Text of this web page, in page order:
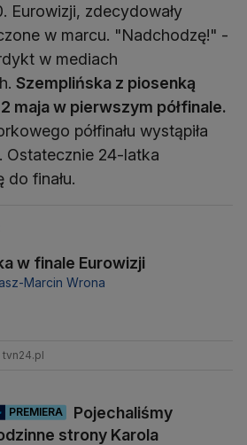
Eurowizji, zdecydowały
w marcu. "Nadchodzę!" -
w mediach
Szemplińska z piosenką
maja w pierwszym półfinale.
półfinału wystąpiła
Ostatecznie 24-latka
do finału.
w finale Eurowizji
Marcin Wrona
tvn24.pl
PREMIERA
Pojechaliśmy
strony Karola